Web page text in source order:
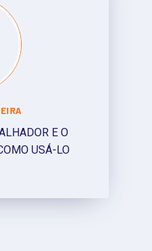
E O
USÁ-LO